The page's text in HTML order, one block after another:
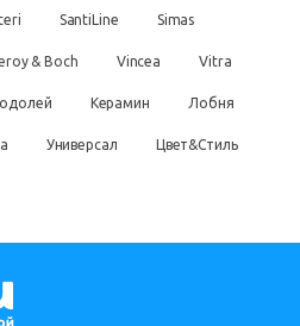
SantiLine Simas
& Boch Vincea Vitra
Керамин Лобня
Универсал Цвет&Стиль